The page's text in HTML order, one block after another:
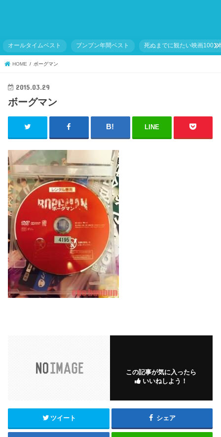
オールタイムベスト ブンブン年間ベスト 死ぬまでに観たい映画1001
HOME ボーグマン
2015.03.29
ボーグマン
LINE
この記事が気に入ったら
いいねしよう！
ツイート シェア